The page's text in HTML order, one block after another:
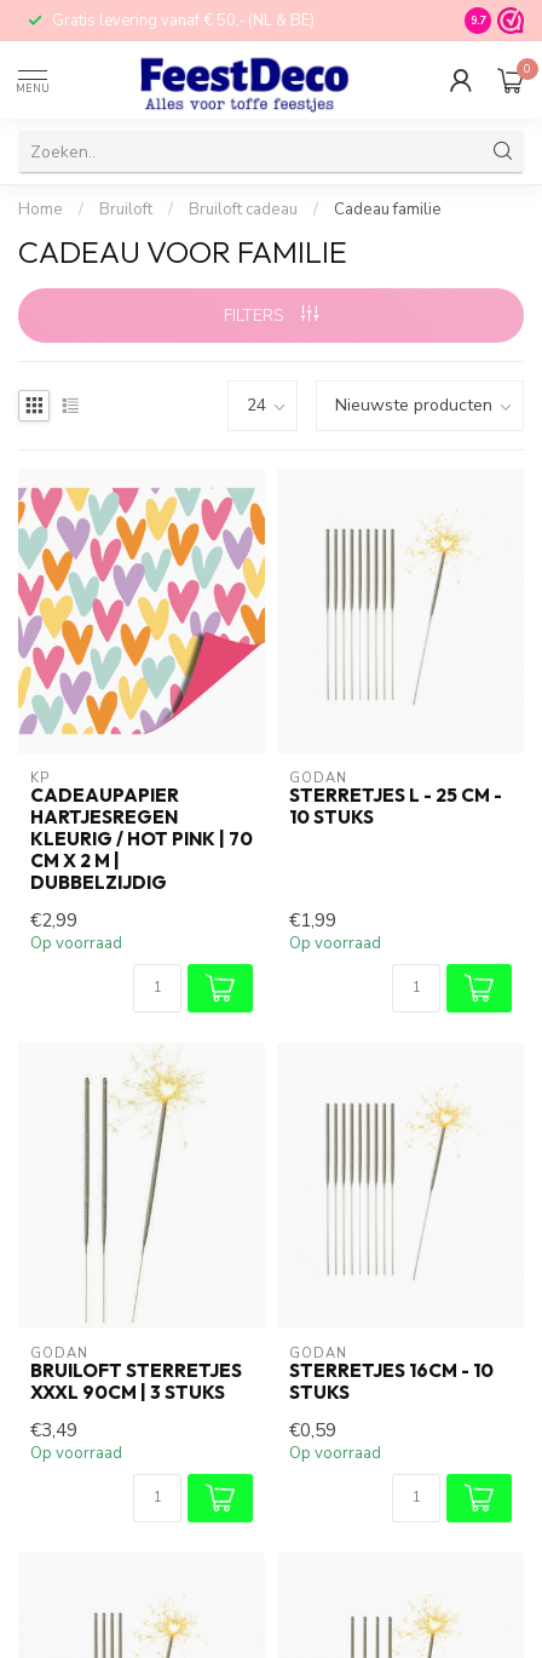
Gratis levering vanaf € 50,- (NL & BE) STORE in
9.7
MENU
0
Home / Bruiloft / Bruiloft cadeau / Cadeau familie
CADEAU VOOR FAMILIE
FILTERS
KP
CADEAUPAPIER
HARTJESREGEN
KLEURIG / HOT PINK | 70
CM X 2 M |
DUBBELZIJDIG
€2,99
Op voorraad
GODAN
STERRETJES L - 25 CM -
10 STUKS
€1,99
Op voorraad
GODAN
BRUILOFT STERRETJES
XXXL 90CM | 3 STUKS
€3,49
Op voorraad
GODAN
STERRETJES 16CM - 10
STUKS
€0,59
Op voorraad